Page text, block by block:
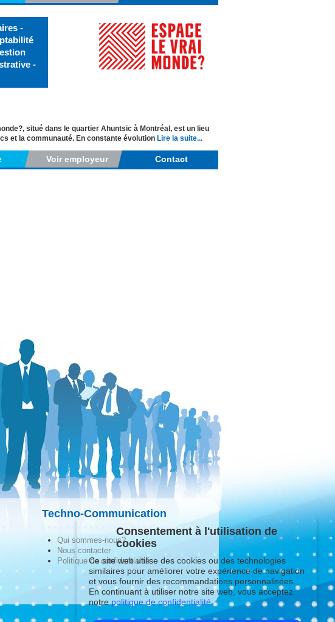
-
-
situé dans le quartier Ahuntsic à Montréal, est un lieu
et la communauté. En constante évolution Lire la suite...
Voir employeur Contact
Techno-Communication
Qui sommes-nous?
Nous contacter
Politique de confidentialité
Consentement à l'utilisation de
cookies
Ce site web utilise des cookies ou des technologies
similaires pour améliorer votre expérience de navigation
et vous fournir des recommandations personnalisées.
En continuant à utiliser notre site web, vous acceptez
notre politique de confidentialité.